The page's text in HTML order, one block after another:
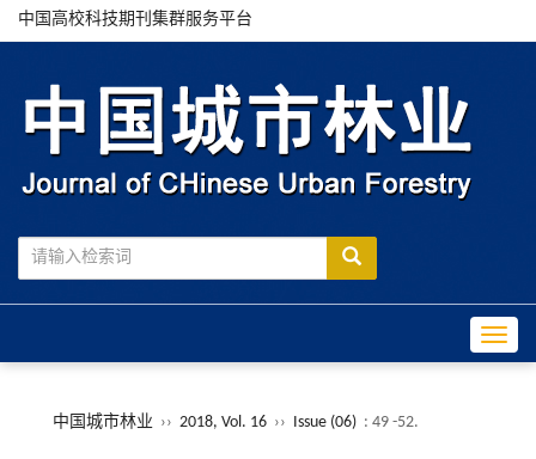
中国高校科技期刊集群服务平台
中国城市林业 ›› 2018, Vol. 16 ›› Issue (06) : 49 -52.